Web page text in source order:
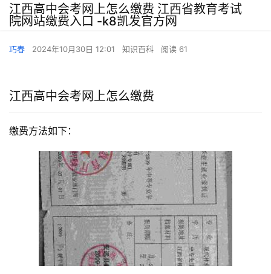
江西高中会考网上怎么缴费 江西省教育考试
院网站缴费入口 -k8凯发官方网
巧春 2024年10月30日 12:01 知识百科 阅读 61
江西高中会考网上怎么缴费
缴费方法如下：